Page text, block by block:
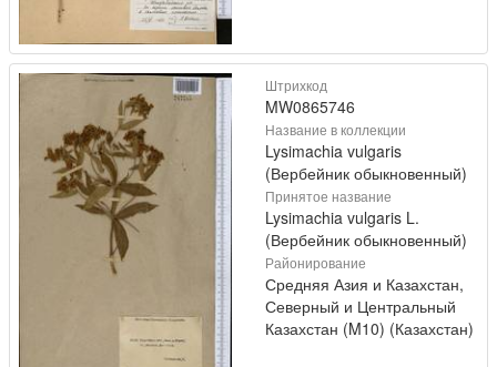
Штрихкод
MW0865746
Название в коллекции
Lysimachia vulgaris
(Вербейник обыкновенный)
Принятое название
Lysimachia vulgaris L.
(Вербейник обыкновенный)
Районирование
Средняя Азия и Казахстан,
Северный и Центральный
Казахстан (M10) (Казахстан)